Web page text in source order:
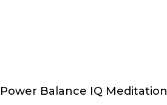
Power Balance IQ Meditation